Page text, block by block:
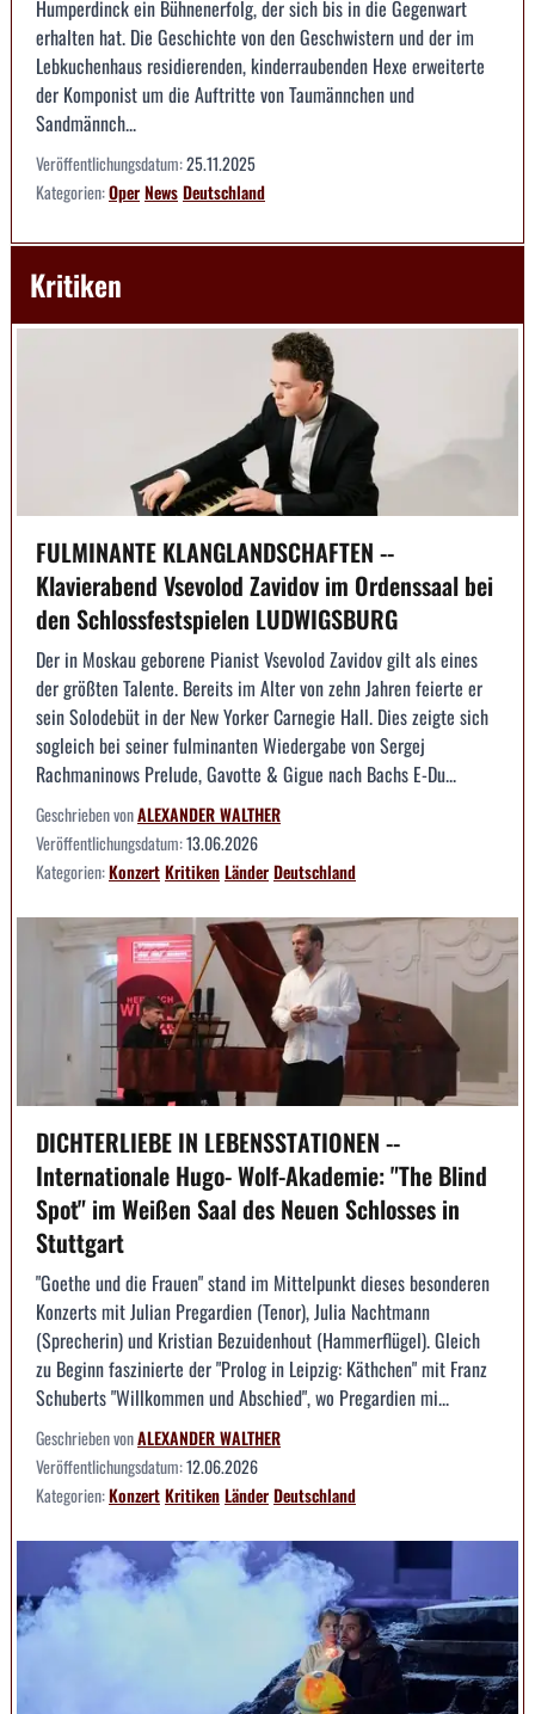
Humperdinck ein Bühnenerfolg, der sich bis in die Gegenwart
erhalten hat. Die Geschichte von den Geschwistern und der im
Lebkuchenhaus residierenden, kinderraubenden Hexe erweiterte
der Komponist um die Auftritte von Taumännchen und
Sandmännch...
Veröffentlichungsdatum:25.11.2025
Kategorien:OperNewsDeutschland
Kritiken
FULMINANTE KLANGLANDSCHAFTEN --
Klavierabend Vsevolod Zavidov im Ordenssaal bei
den Schlossfestspielen LUDWIGSBURG
Der in Moskau geborene Pianist Vsevolod Zavidov gilt als eines
der größten Talente. Bereits im Alter von zehn Jahren feierte er
sein Solodebüt in der New Yorker Carnegie Hall. Dies zeigte sich
sogleich bei seiner fulminanten Wiedergabe von Sergej
Rachmaninows Prelude, Gavotte & Gigue nach Bachs E-Du...
Geschrieben vonALEXANDER WALTHER
Veröffentlichungsdatum:13.06.2026
Kategorien:KonzertKritikenLänderDeutschland
DICHTERLIEBE IN LEBENSSTATIONEN --
Internationale Hugo- Wolf-Akademie: "The Blind
Spot" im Weißen Saal des Neuen Schlosses in
Stuttgart
"Goethe und die Frauen" stand im Mittelpunkt dieses besonderen
Konzerts mit Julian Pregardien (Tenor), Julia Nachtmann
(Sprecherin) und Kristian Bezuidenhout (Hammerflügel). Gleich
zu Beginn faszinierte der "Prolog in Leipzig: Käthchen" mit Franz
Schuberts "Willkommen und Abschied", wo Pregardien mi...
Geschrieben vonALEXANDER WALTHER
Veröffentlichungsdatum:12.06.2026
Kategorien:KonzertKritikenLänderDeutschland